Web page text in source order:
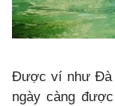
Được ví như Đà
ngày càng